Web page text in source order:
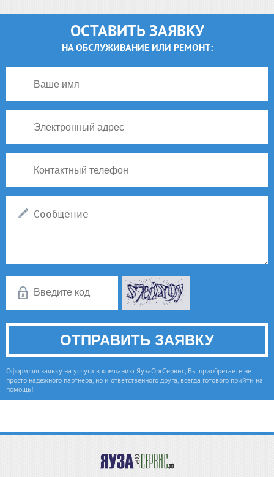
ОСТАВИТЬ ЗАЯВКУ
НА ОБСЛУЖИВАНИЕ ИЛИ РЕМОНТ:
Оформляя заявку на услуги в компанию ЯузаОргСервис, Вы приобретаете не
просто надёжного партнёра, но и ответственного друга, всегда готового прийти на
помощь!